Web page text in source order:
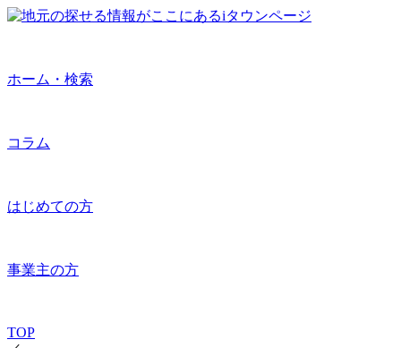
ホーム・検索
コラム
はじめての方
事業主の方
TOP